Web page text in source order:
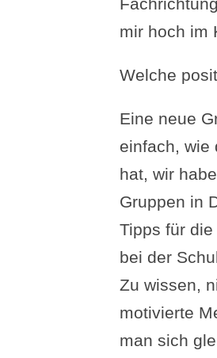
mir hoch im
Welche
Eine neue
einfach, wie
hat, wir
Gruppen in
Tipps für
bei der
Zu wissen,
motivierte
man sich